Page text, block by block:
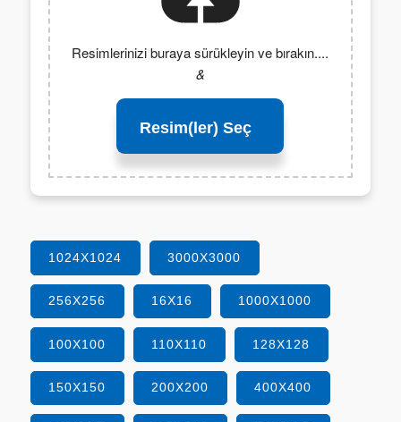
Resimlerinizi buraya sürükleyin ve bırakın....
&
Resim(ler) Seç
1024X1024 3000X3000
256X256 16X16 1000X1000
100X100 110X110 128X128
150X150 200X200 400X400